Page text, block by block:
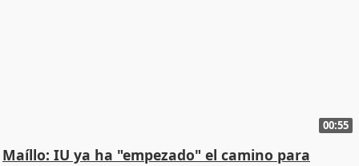
00:55
Maíllo: IU ya ha "empezado" el camino para